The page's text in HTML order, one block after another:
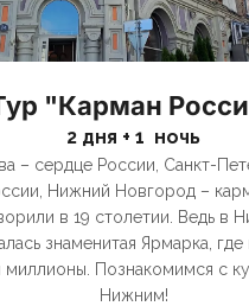
"Карман
2 дня + 1  ночь
– сердце России, Санкт-
Нижний Новгород –
в 19 столетии. Ведь в
знаменитая Ярмарка,
миллионы. Познакомимся с
Нижним!